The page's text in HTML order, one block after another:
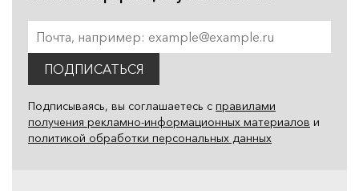
ПОДПИСАТЬСЯ
Подписываясь, вы соглашаетесь с правилами
получения рекламно-информационных материалов и
политикой обработки персональных данных